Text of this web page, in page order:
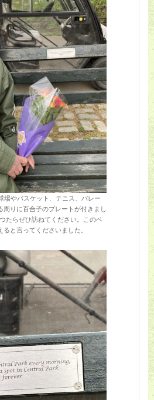
場やバスケット、テニス、バレー
周りに百合子のプレートが付きまし
たらぜひ訪ねてください。このベ
と言ってくださいました。